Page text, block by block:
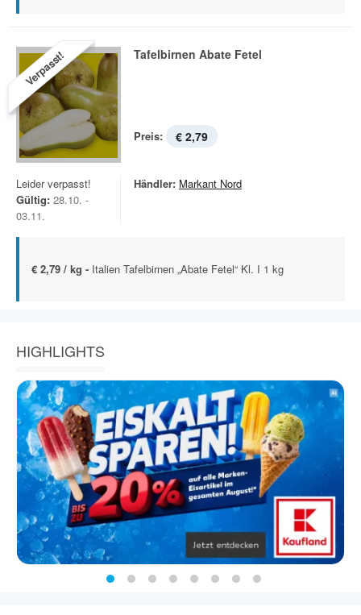
Verpasst! Tafelbirnen Abate Fetel
Preis: € 2,79
Leider verpasst!
Gültig: 28.10. -
03.11.
Händler: Markant Nord
€ 2,79 / kg - Italien Tafelbirnen „Abate Fetel“ Kl. I 1 kg
HIGHLIGHTS